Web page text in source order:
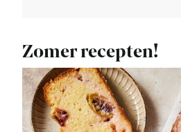
Zomer recepten!